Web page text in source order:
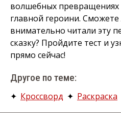
волшебных
главной героини.
внимательно читали эту
сказку? Пройдите тест и
прямо сейчас!
Другое по теме:
✦ Кроссворд ✦ Раскраска